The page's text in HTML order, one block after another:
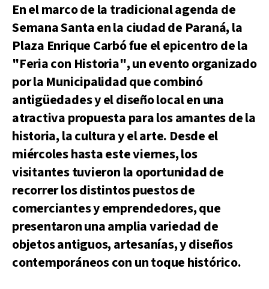
En el marco de la tradicional agenda de
Semana Santa en la ciudad de Paraná, la
Plaza Enrique Carbó fue el epicentro de la
"Feria con Historia", un evento organizado
por la Municipalidad que combinó
antigüedades y el diseño local en una
atractiva propuesta para los amantes de la
historia, la cultura y el arte. Desde el
miércoles hasta este viernes, los
visitantes tuvieron la oportunidad de
recorrer los distintos puestos de
comerciantes y emprendedores, que
presentaron una amplia variedad de
objetos antiguos, artesanías, y diseños
contemporáneos con un toque histórico.